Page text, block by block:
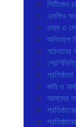
সিটিজেন
এমপিও
তথ্য ও
অভিযোগ
প্রতিষ্ঠাতা
জমি ও
আমাদের